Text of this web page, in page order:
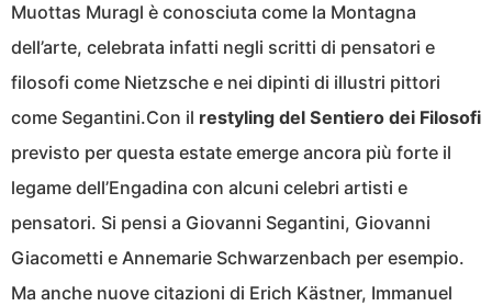
Muottas Muragl è conosciuta come la Montagna
dell’arte, celebrata infatti negli scritti di pensatori e
filosofi come Nietzsche e nei dipinti di illustri pittori
come Segantini.Con il restyling del Sentiero dei Filosofi
previsto per questa estate emerge ancora più forte il
legame dell’Engadina con alcuni celebri artisti e
pensatori. Si pensi a Giovanni Segantini, Giovanni
Giacometti e Annemarie Schwarzenbach per esempio.
Ma anche nuove citazioni di Erich Kästner, Immanuel